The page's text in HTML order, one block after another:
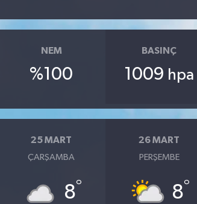
NEM
%100
BASINÇ
1009 hpa
25 MART
ÇARŞAMBA
8°
26 MART
PERŞEMBE
8°